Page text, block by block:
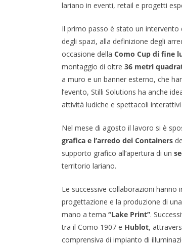
lariano in eventi, retail e progetti
Il primo passo è stato un intervento
degli spazi, alla definizione degli
occasione della Como Cup di fine
montaggio di oltre 36 metri
a muro e un banner esterno, che
l’evento, Stilli Solutions ha anche
attività ludiche e spettacoli
Nel mese di agosto il lavoro si è
grafica e l’arredo dei Containers
supporto grafico all’apertura di un
territorio lariano.
Le successive collaborazioni hanno
progettazione e la produzione di
mano a tema “Lake Print”.
tra il Como 1907 e Hublot,
comprensiva di impianto di